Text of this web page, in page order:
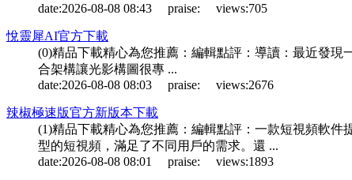
date:2026-08-08 08:43 praise: views:705
悅靈犀AI官方下載
(0)精品下載精心為您推薦：編輯點評：導讀：最近發
合架構讓光影構圖很專 ...
date:2026-08-08 08:03 praise: views:2676
辣椒極速版官方新版本下載
(1)精品下載精心為您推薦：編輯點評：一款短視頻軟
型的短視頻，滿足了不同用戶的需求。還 ...
date:2026-08-08 08:01 praise: views:1893